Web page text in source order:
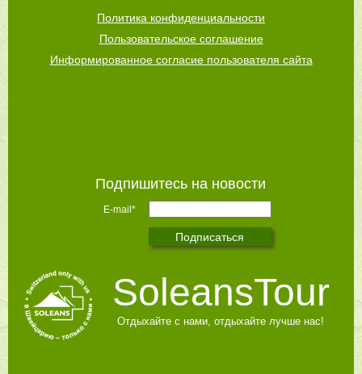
Политика конфиденциальности
Пользовательское соглашение
Информированное согласие пользователя сайта
Подпишитесь на новости
E-mail*
SoleansTour
Отдыхайте с нами, отдыхайте лучше нас!